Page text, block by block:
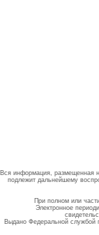
Вся информация, размещенная
подлежит дальнейшему
При полном или
Электронное
Выдано Федеральной службой